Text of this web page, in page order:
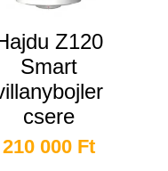
Z120
Smart
csere
210 000 Ft